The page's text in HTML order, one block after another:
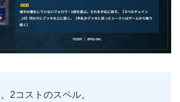
2コストのスペル。